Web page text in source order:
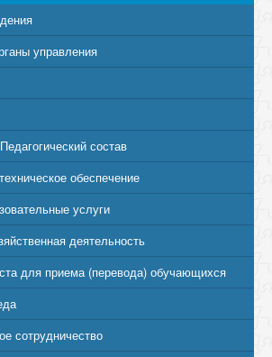
управления
состав
обеспечение
услуги
деятельность
для приема (перевода) обучающихся
сотрудничество